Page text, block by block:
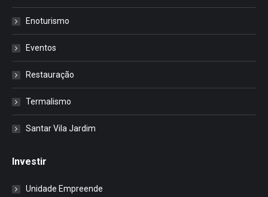
Enoturismo
Eventos
Restauração
Termalismo
Santar Vila Jardim
Investir
Unidade Empreende